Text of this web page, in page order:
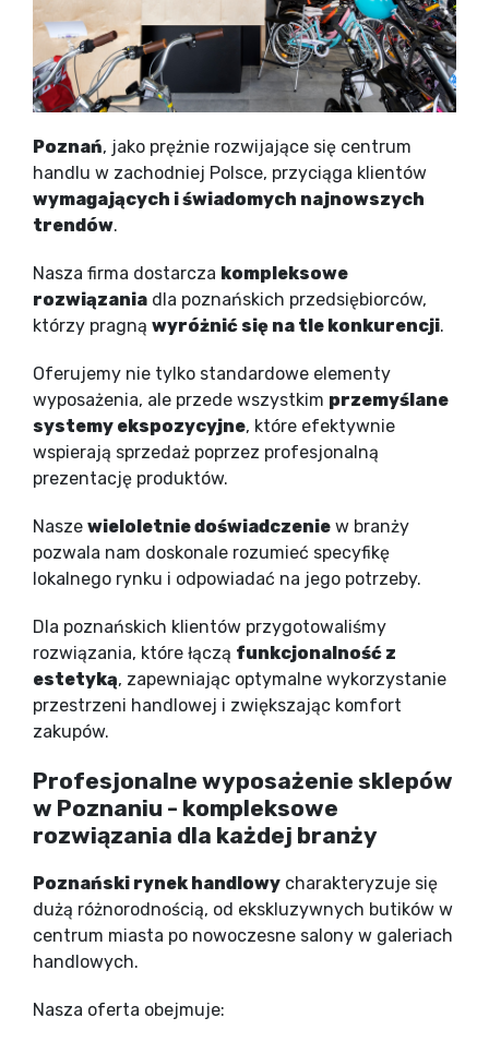
Poznań, jako prężnie rozwijające się centrum
handlu w zachodniej Polsce, przyciąga klientów
wymagających i świadomych najnowszych
trendów.
Nasza firma dostarcza kompleksowe
rozwiązania dla poznańskich przedsiębiorców,
którzy pragną wyróżnić się na tle konkurencji.
Oferujemy nie tylko standardowe elementy
wyposażenia, ale przede wszystkim przemyślane
systemy ekspozycyjne, które efektywnie
wspierają sprzedaż poprzez profesjonalną
prezentację produktów.
Nasze wieloletnie doświadczenie w branży
pozwala nam doskonale rozumieć specyfikę
lokalnego rynku i odpowiadać na jego potrzeby.
Dla poznańskich klientów przygotowaliśmy
rozwiązania, które łączą funkcjonalność z
estetyką, zapewniając optymalne wykorzystanie
przestrzeni handlowej i zwiększając komfort
zakupów.
Profesjonalne wyposażenie sklepów
w Poznaniu - kompleksowe
rozwiązania dla każdej branży
Poznański rynek handlowy charakteryzuje się
dużą różnorodnością, od ekskluzywnych butików w
centrum miasta po nowoczesne salony w galeriach
handlowych.
Nasza oferta obejmuje: